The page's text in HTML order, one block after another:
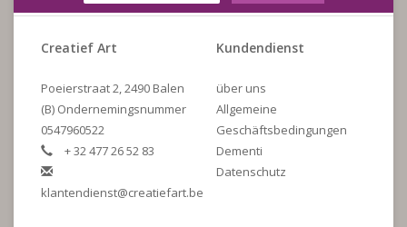
Creatief Art
Poeierstraat 2, 2490 Balen
(B) Ondernemingsnummer
0547960522
+ 32 477 26 52 83
klantendienst@creatiefart.be
Kundendienst
über uns
Allgemeine
Geschäftsbedingungen
Dementi
Datenschutz